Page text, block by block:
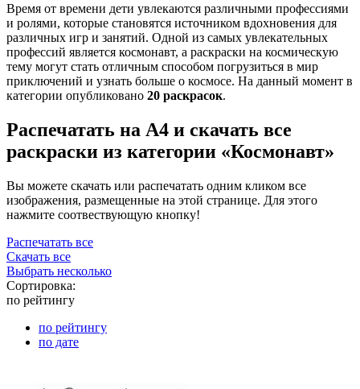
Время от времени дети увлекаются различными профессиями
и ролями, которые становятся источником вдохновения для
различных игр и занятий. Одной из самых увлекательных
профессий является космонавт, а раскраски на космическую
тему могут стать отличным способом погрузиться в мир
приключений и узнать больше о космосе. На данный момент в
категории опубликовано 20 раскрасок.
Распечатать на А4 и скачать все
раскраски из категории «Космонавт»
Вы можете скачать или распечатать одним кликом все
изображения, размещенные на этой странице. Для этого
нажмите соотвествующую кнопку!
Распечатать все
Скачать все
Выбрать несколько
Сортировка:
по рейтингу
по рейтингу
по дате